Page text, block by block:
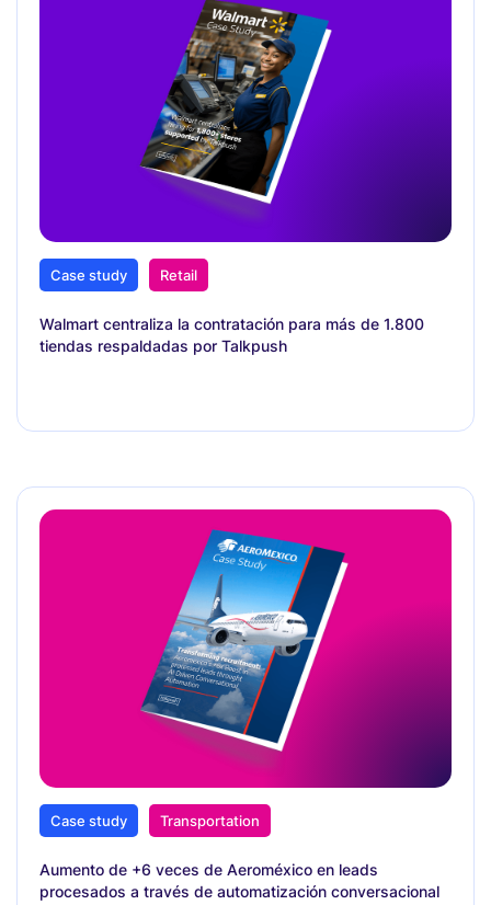
Case study Retail
Walmart centraliza la contratación para más de 1.800
tiendas respaldadas por Talkpush
Case study Transportation
Aumento de +6 veces de Aeroméxico en leads
procesados a través de automatización conversacional